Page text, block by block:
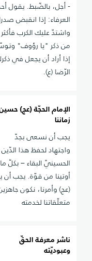
- أجل، بالضّبط. يقول
العرفاء: إذا انقبض
واشتدّ عليك الكرب فأكثر
من ذكر "يا رؤوف"
إذا أراد أن يجعل في
الرّضا (ع).
الإمام الحجّة (عج)
زماننا
يجب أن نسعى بجدّ
واجتهاد لحفظ هذا
الحسينيّ البقاء – بكلّ ما
أوتينا من قوّة. يجب أن
(عج) وأمرنا، نكون
متعلّقاتنا لخدمته
ناشر معرفة الحقّ
وعبوديّته